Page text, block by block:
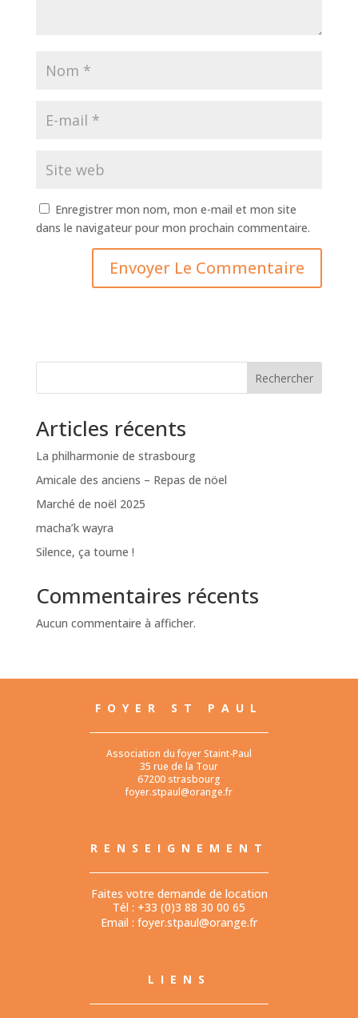
Enregistrer mon nom, mon e-mail et mon site
dans le navigateur pour mon prochain commentaire.
Rechercher
Articles récents
La philharmonie de strasbourg
Amicale des anciens – Repas de nöel
Marché de noël 2025
macha’k wayra
Silence, ça tourne !
Commentaires récents
Aucun commentaire à afficher.
FOYER ST PAUL
Association du foyer Staint-Paul
35 rue de la Tour
67200 strasbourg
foyer.stpaul@orange.fr
RENSEIGNEMENT
Faites votre demande de location
Tél : +33 (0)3 88 30 00 65
Email : foyer.stpaul@orange.fr
LIENS